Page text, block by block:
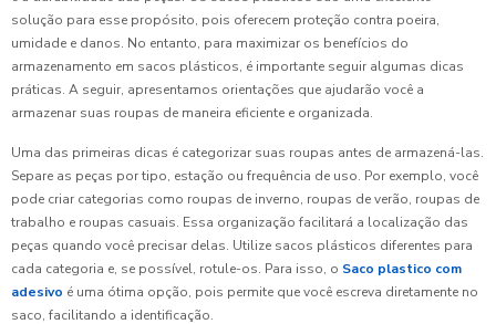
solução para esse propósito, pois oferecem proteção contra poeira,
umidade e danos. No entanto, para maximizar os benefícios do
armazenamento em sacos plásticos, é importante seguir algumas dicas
práticas. A seguir, apresentamos orientações que ajudarão você a
armazenar suas roupas de maneira eficiente e organizada.
Uma das primeiras dicas é categorizar suas roupas antes de armazená-las.
Separe as peças por tipo, estação ou frequência de uso. Por exemplo, você
pode criar categorias como roupas de inverno, roupas de verão, roupas de
trabalho e roupas casuais. Essa organização facilitará a localização das
peças quando você precisar delas. Utilize sacos plásticos diferentes para
cada categoria e, se possível, rotule-os. Para isso, o Saco plastico com
adesivo é uma ótima opção, pois permite que você escreva diretamente no
saco, facilitando a identificação.